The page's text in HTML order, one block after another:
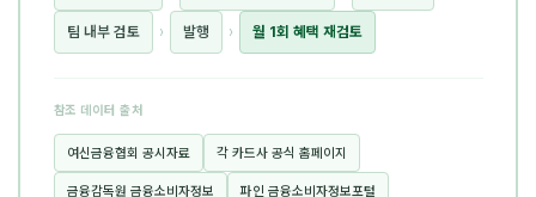
팀 내부 검토 › 발행 › 월 1회 혜택 재검토
참조 데이터 출처
여신금융협회 공시자료 각 카드사 공식 홈페이지
금융감독원 금융소비자정보 파인 금융소비자정보포털